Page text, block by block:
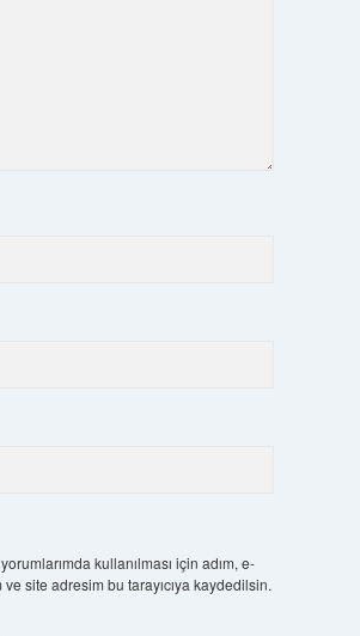
kullanılması için adım, e-
site adresim bu tarayıcıya kaydedilsin.